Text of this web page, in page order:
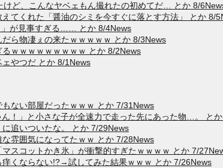
けど、こんなヤベェもん撮れたの初めてだ… とか 8/
てくれた「醤油のシミを今すぐに落とす方法」 とか 8/
」が見事すぎる…… とか 8/4News
ら物凄ぇの来たｗｗｗｗｗ とか 8/3News
ｗｗｗｗｗｗｗｗｗ とか 8/2News
やつだ とか 8/1News
ない部屋だったｗｗｗ とか 7/31News
ん！」と小さな子が全速力で走った先にあった物…。 と
追いついたな。 とか 7/29News
雰囲気になってたｗｗ とか 7/28News
スコットかき氷」が衝撃的すぎたｗｗｗｗ とか 7/
くならない!?→試してみた結果ｗｗｗ とか 7/26News